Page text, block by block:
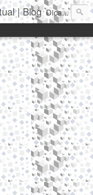
| Blog Dicas|Truques|Novidades|Notícias|Eventos|Softwares